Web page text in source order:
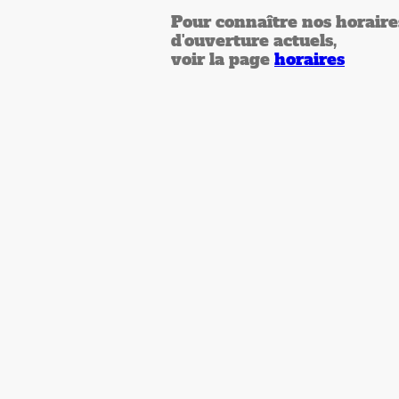
Pour connaître nos
d'ouverture actuels,
voir la page horaires